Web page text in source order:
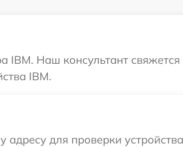
IBM. Наш консультант
IBM.
для проверки